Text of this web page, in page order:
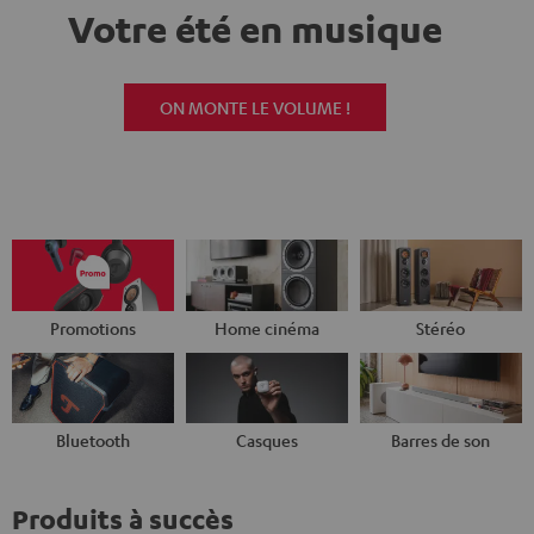
Votre été en musique
ON MONTE LE VOLUME !
Promotions Home cinéma Stéréo
Bluetooth Casques Barres de son
Produits à succès